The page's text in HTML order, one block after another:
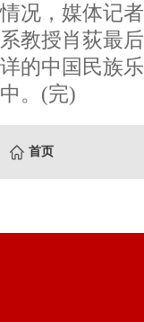
情况，媒体记
系教授肖荻最
详的中国民族
中。(完)
首页